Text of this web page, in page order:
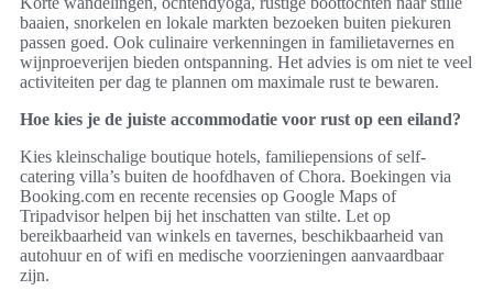
baaien, snorkelen en lokale markten bezoeken buiten piekuren
passen goed. Ook culinaire verkenningen in familietavernes en
wijnproeverijen bieden ontspanning. Het advies is om niet te veel
activiteiten per dag te plannen om maximale rust te bewaren.
Hoe kies je de juiste accommodatie voor rust op een eiland?
Kies kleinschalige boutique hotels, familiepensions of self-
catering villa’s buiten de hoofdhaven of Chora. Boekingen via
Booking.com en recente recensies op Google Maps of
Tripadvisor helpen bij het inschatten van stilte. Let op
bereikbaarheid van winkels en tavernes, beschikbaarheid van
autohuur en of wifi en medische voorzieningen aanvaardbaar
zijn.